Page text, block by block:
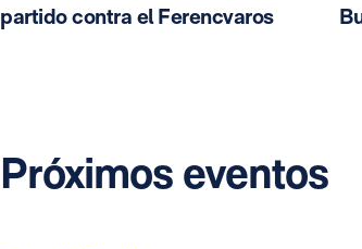
partido contra el Ferencvaros
Próximos eventos